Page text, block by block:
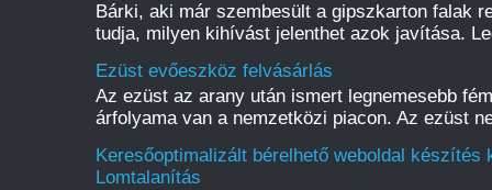
Bárki, aki már szembesült a gipszkarton falak
tudja, milyen kihívást jelenthet azok javítása.
Ezüst evőeszköz felvásárlás
Az ezüst az arany után ismert legnemesebb
árfolyama van a nemzetközi piacon. Az ezüst
Keresőoptimalizált bérelhető weboldal készítés
Lomtalanítás